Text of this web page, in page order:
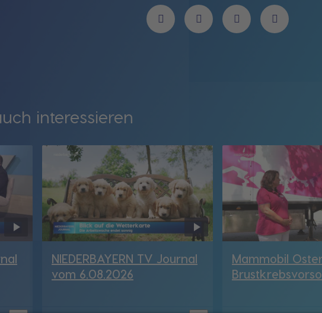
interessieren
NIEDERBAYERN TV Journal
vom 6.08.2026
Mammobil